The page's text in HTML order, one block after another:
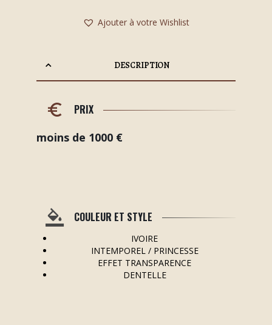
Ajouter à votre Wishlist
DESCRIPTION
PRIX
moins de 1000 €
COULEUR ET STYLE
IVOIRE
INTEMPOREL / PRINCESSE
EFFET TRANSPARENCE
DENTELLE